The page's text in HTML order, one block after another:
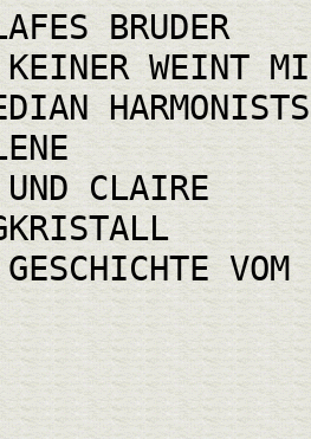
BRUDER
WEINT
HARMONISTS
CLAIRE
VOM